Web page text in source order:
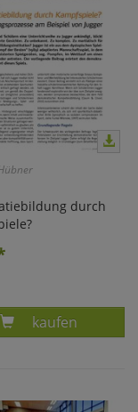
ZUM FALLTEST
durch
Produkt
kaufen